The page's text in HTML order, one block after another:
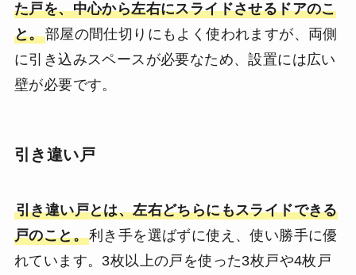
た戸を、中心から左右にスライドさせるドアのこ
と。部屋の間仕切りにもよく使われますが、両側
に引き込みスペースが必要なため、設置には広い
壁が必要です。
引き違い戸
引き違い戸とは、左右どちらにもスライドできる
戸のこと。利き手を選ばずに使え、使い勝手に優
れています。3枚以上の戸を使った3枚戸や4枚戸